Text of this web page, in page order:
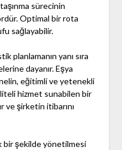
sürecinin
Optimal bir rota
sağlayabilir.
planlamanın yanı sıra
dayanır. Eşya
eğitimli ve yetenekli
hizmet sunabilen bir
ve şirketin itibarını
bir şekilde yönetilmesi